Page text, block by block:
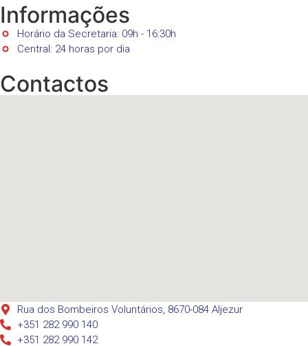
Informações
Horário da Secretaria: 09h - 16:30h
Central: 24 horas por dia
Contactos
Rua dos Bombeiros Voluntários, 8670-084 Aljezur
+351 282 990 140
+351 282 990 142